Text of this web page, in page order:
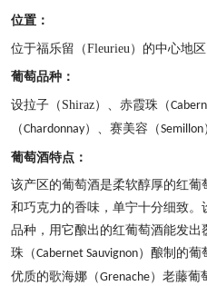
位置：
位于福乐留（Fleurieu ）的中心地区
葡萄品种：
设拉子（ Shiraz）、赤霞珠（
（Chardonnay）、赛美容（Semillon
葡萄酒特点：
该产区的葡萄酒是柔软醇厚的红
和巧克力的香味，单宁十分细致。
品种，用它酿出的红葡萄酒能发
珠（Cabernet Sauvignon）酿制的葡
优质的歌海娜（Grenache）老藤葡